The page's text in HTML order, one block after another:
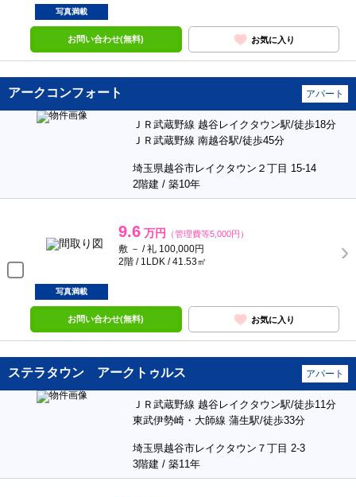
写真満載
お問い合わせ(無料) お気に入り
アークコンフォート アパート
ＪＲ武蔵野線 越谷レイクタウン駅/徒歩18分
ＪＲ武蔵野線 南越谷駅/徒歩45分
埼玉県越谷市レイクタウン２丁目 15-14
2階建 / 築10年
9.6 万円 （管理費等5,000円）
敷 － / 礼 100,000円
2階 / 1LDK / 41.53㎡
写真満載
お問い合わせ(無料) お気に入り
ステラタウン アークトゥルス アパート
ＪＲ武蔵野線 越谷レイクタウン駅/徒歩11分
東武伊勢崎・大師線 蒲生駅/徒歩33分
埼玉県越谷市レイクタウン７丁目 2-3
3階建 / 築11年